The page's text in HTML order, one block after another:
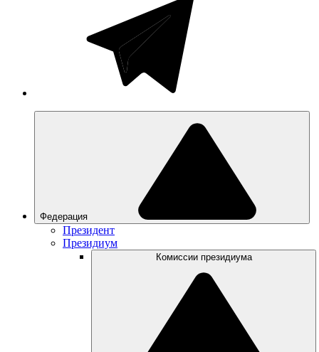
Федерация
Президент
Президиум
Комиссии президиума